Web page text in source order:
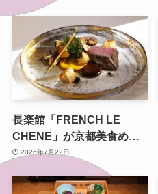
ラフトビールを八条口で
長楽館「FRENCH LE
CHENE」が京都美食めぐ
り2026夏に参加 丹波牛の
限定コースを重要文化財の
洋館で
2026年7月22日